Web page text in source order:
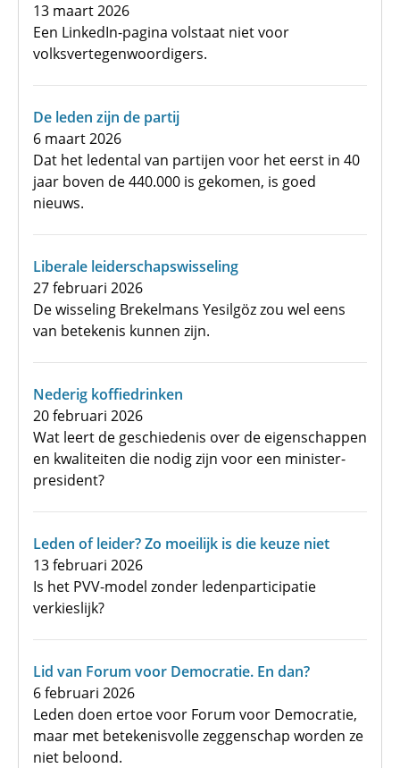
13 maart 2026
Een LinkedIn-pagina volstaat niet voor
volksvertegenwoordigers.
De leden zijn de partij
6 maart 2026
Dat het ledental van partijen voor het eerst in 40
jaar boven de 440.000 is gekomen, is goed
nieuws.
Liberale leiderschapswisseling
27 februari 2026
De wisseling Brekelmans Yesilgöz zou wel eens
van betekenis kunnen zijn.
Nederig koffiedrinken
20 februari 2026
Wat leert de geschiedenis over de eigenschappen
en kwaliteiten die nodig zijn voor een minister-
president?
Leden of leider? Zo moeilijk is die keuze niet
13 februari 2026
Is het PVV-model zonder ledenparticipatie
verkieslijk?
Lid van Forum voor Democratie. En dan?
6 februari 2026
Leden doen ertoe voor Forum voor Democratie,
maar met betekenisvolle zeggenschap worden ze
niet beloond.